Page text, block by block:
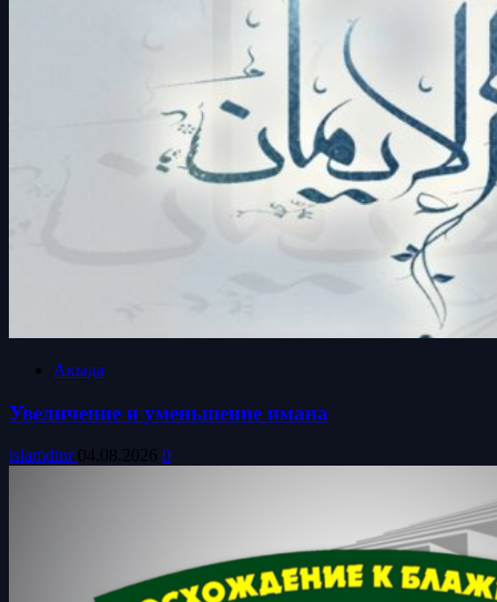
Акыда
Увеличение и уменьшение имана
islamdinr 04.08.2026 0